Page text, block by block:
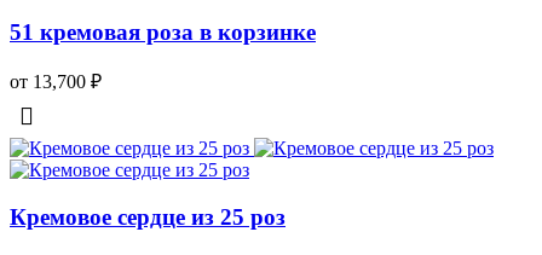
51 кремовая роза в корзинке
от 13,700 ₽
Кремовое сердце из 25 роз